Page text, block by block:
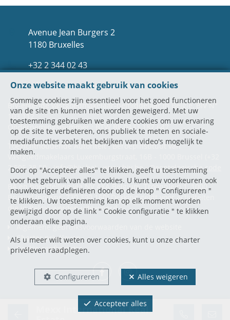
Mexx International Real
Onze website maakt gebruik van cookies
Sommige cookies zijn essentieel voor het goed functioneren
van de site en kunnen niet worden geweigerd. Met uw
toestemming gebruiken we andere cookies om uw ervaring
op de site te verbeteren, ons publiek te meten en sociale-
mediafuncties zoals het bekijken van video's mogelijk te
maken.
Door op "Accepteer alles" te klikken, geeft u toestemming
voor het gebruik van alle cookies. U kunt uw voorkeuren ook
nauwkeuriger definiëren door op de knop " Configureren "
te klikken. Uw toestemming kan op elk moment worden
gewijzigd door op de link " Cookie configuratie " te klikken
onderaan elke pagina.
Als u meer wilt weten over cookies, kunt u onze charter
privéleven raadplegen.
Configureren Alles weigeren
Accepteer alles
Avenue Jean Burgers 2
1180 Bruxelles
+32 2 344 02 43
info@mexxinternational.com
BIV-erkende vastgoedmakelaar-bemiddelaar in België, BIV N°
103 112
Ondernemingsnummer : BTW BE.0433.187.647
Toezichthoudende Autoriteit : Beroepinstituut van
Vastgoedmakelaars Luxemburgstraat, 16B - 1000 Brussel (+32
2 505 38 50 - info@biv.be) -www.biv.be-Deontologische code
BA en borgstelling via NV AXA Belgium, Troonplein 1, 1000
Brussel (polisnr. 730.390.160) Dekking geldt voor activiteiten
die in België worden uitgevoerd
Algemene gebruiksvoorwaarden van de website
Charter privéleven
Cookie configuratie
WHISE DESIGNED AND DEVELOPED BY